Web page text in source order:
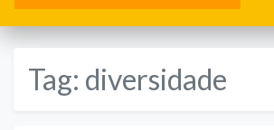
Tag: diversidade